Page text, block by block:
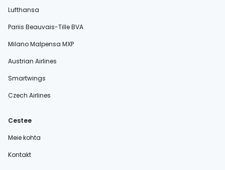
Lufthansa
Pariis Beauvais-Tille BVA
Milano Malpensa MXP
Austrian Airlines
Smartwings
Czech Airlines
Cestee
Meie kohta
Kontakt